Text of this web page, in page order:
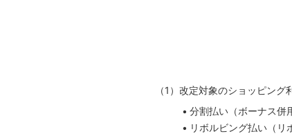
改定対象のショッピング
分割払い（ボーナス併
リボルビング払い（リ